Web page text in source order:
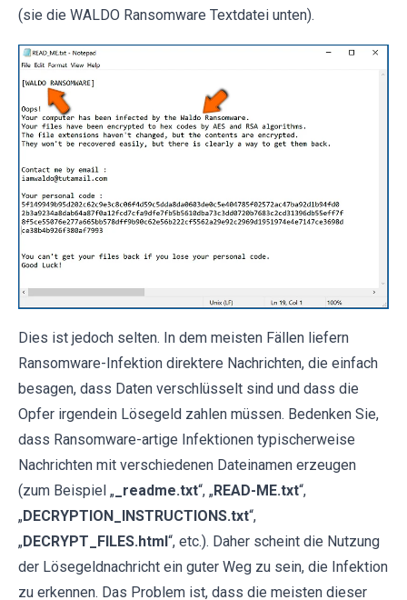
(sie die WALDO Ransomware Textdatei unten).
Dies ist jedoch selten. In dem meisten Fällen liefern
Ransomware-Infektion direktere Nachrichten, die einfach
besagen, dass Daten verschlüsselt sind und dass die
Opfer irgendein Lösegeld zahlen müssen. Bedenken Sie,
dass Ransomware-artige Infektionen typischerweise
Nachrichten mit verschiedenen Dateinamen erzeugen
(zum Beispiel „ _readme.txt“, „READ-ME.txt“,
„DECRYPTION_INSTRUCTIONS.txt“,
„DECRYPT_FILES.html“, etc.). Daher scheint die Nutzung
der Lösegeldnachricht ein guter Weg zu sein, die Infektion
zu erkennen. Das Problem ist, dass die meisten dieser